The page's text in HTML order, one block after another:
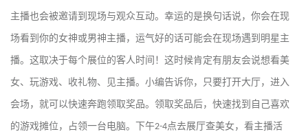
主播也会被邀请到现场与观众互动。幸运的是换句话说，你会在现
场看到你的女神或男神主播，运气好的话可能会在现场遇到明星主
播。这取决于每个展位的客人时间！这时候肯定有朋友会说想看美
女、玩游戏、收礼物、见主播。小编告诉你，只要打开大厅，进入
会场，就可以快速奔跑领取奖品。领取奖品后，快速找到自己喜欢
的游戏摊位，占领一台电脑。下午2-4点去展厅查美女，看主播活